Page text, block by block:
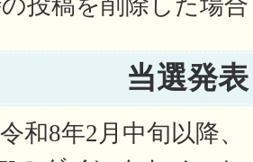
投稿を削除した場合
当選発表
和8年2月中旬以降、